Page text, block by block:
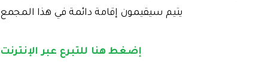
يتيم سيقيمون إقامة دائمة في هذا المجمع
إضغط هنا للتبرع عبر الإنترنت